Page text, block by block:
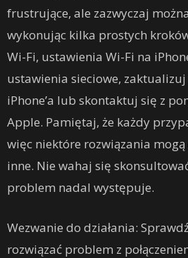
frustrujące, ale zazwyczaj
wykonując kilka prostych
Wi-Fi, ustawienia Wi-Fi na
ustawienia sieciowe,
iPhone’a lub skontaktuj się z
Apple. Pamiętaj, że każdy
więc niektóre rozwiązania mogą
inne. Nie wahaj się
problem nadal występuje.
Wezwanie do działania:
rozwiązać problem z